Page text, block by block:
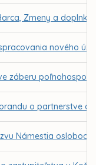
Zmeny a doplnky
nového
záberu
o partnerstve a
Námestia